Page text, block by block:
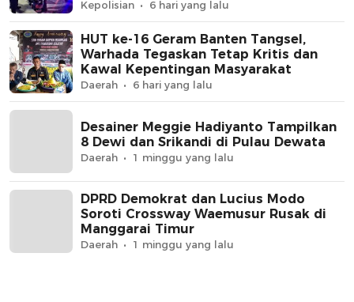
Kepolisian 6 hari yang lalu
HUT ke-16 Geram Banten Tangsel,
Warhada Tegaskan Tetap Kritis dan
Kawal Kepentingan Masyarakat
Daerah 6 hari yang lalu
Desainer Meggie Hadiyanto Tampilkan
8 Dewi dan Srikandi di Pulau Dewata
Daerah 1 minggu yang lalu
DPRD Demokrat dan Lucius Modo
Soroti Crossway Waemusur Rusak di
Manggarai Timur
Daerah 1 minggu yang lalu